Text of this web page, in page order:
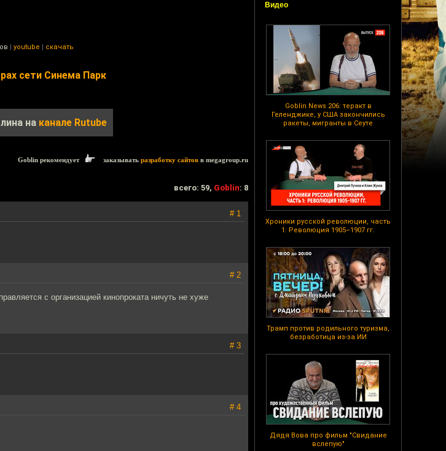
Видео
Goblin News 206: теракт в
Геленджике, у США закончились
ракеты, мигранты в Сеуте
Хроники русской революции, часть
1: Революция 1905–1907 гг.
Трамп против родильного туризма,
безработица из-за ИИ
Дядя Вова про фильм "Свидание
вслепую"
| youtube | скачать
сети Синема Парк
на канале Rutube
Goblin рекомендует заказывать разработку сайтов в megagroup.ru
всего: 59, Goblin: 8
# 1
# 2
с организацией кинопроката ничуть не хуже
# 3
# 4